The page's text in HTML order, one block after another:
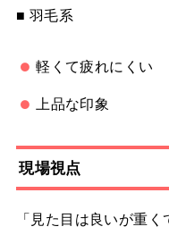
■ 羽毛系
軽くて疲れにくい
上品な印象
現場視点
「見た目は良いが重